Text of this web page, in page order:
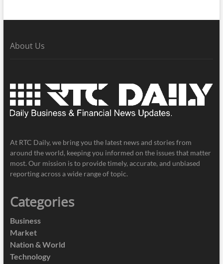
About Us
At RTC Daily, we bring you the latest news and stories from
around the world, keeping you informed on the issues that matter
most. Our mission is to provide timely, accurate, and unbiased
reporting across a wide range of topic.
Categories
Business
Market
Nation & World
Technology